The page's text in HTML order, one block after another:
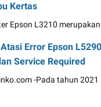
Kertas
Epson L3210
Error Epson
Service Required
-Pada tahun 2021